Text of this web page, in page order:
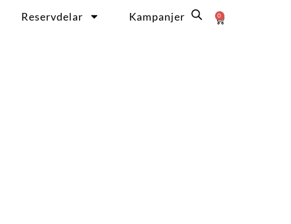
Reservdelar Kampanjer 0
Varukorg